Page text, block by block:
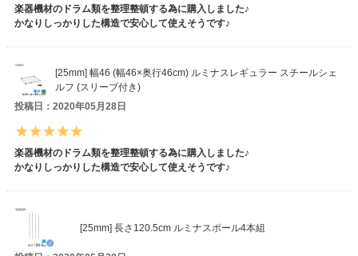
楽器機材のドラム類を整理整頓する為に購入しました♪
かなりしっかりした構造で安心して使えそうです♪
[25mm] 幅46 (幅46×奥行46cm) ルミナスレギュラー スチールシェ
ルフ (スリーブ付き)
投稿日：2020年05月28日
楽器機材のドラム類を整理整頓する為に購入しました♪
かなりしっかりした構造で安心して使えそうです♪
[25mm] 長さ120.5cm ルミナスポール4本組